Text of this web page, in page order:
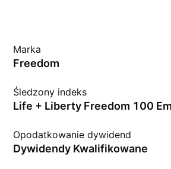
Marka
Freedom
Śledzony indeks
Opodatkowanie dywidend
Dywidendy Kwalifikowane